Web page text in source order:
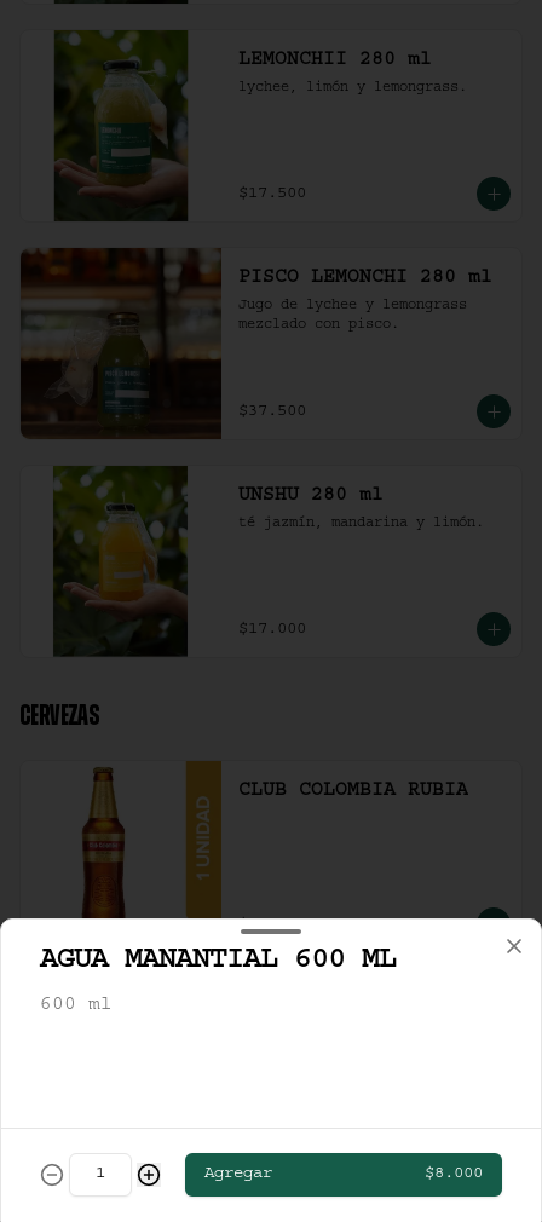
LEMONCHII 280 ml
lychee, limón y lemongrass.
$17.500
PISCO LEMONCHI 280 ml
Jugo de lychee y lemongrass
mezclado con pisco.
$37.500
UNSHU 280 ml
té jazmín, mandarina y limón.
$17.000
CERVEZAS
CLUB COLOMBIA RUBIA
$13.000
AGUA MANANTIAL 600 ML
600 ml
Agregar $8.000